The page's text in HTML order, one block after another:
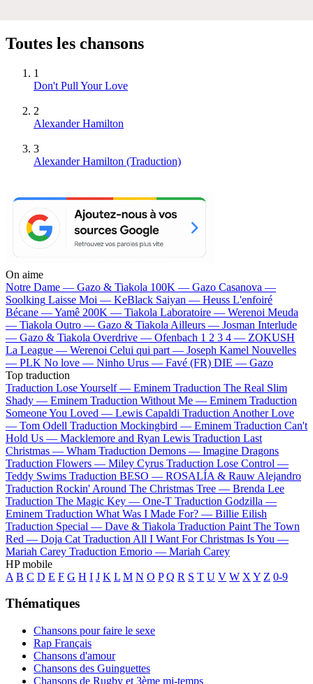
Toutes les chansons
1
Don't Pull Your Love
2
Alexander Hamilton
3
Alexander Hamilton (Traduction)
On aime
Notre Dame — Gazo & Tiakola 100K — Gazo Casanova —
Soolking Laisse Moi — KeBlack Saiyan — Heuss L'enfoiré
Bécane —Yamê 200K — Tiakola Laboratoire — Werenoi Meuda
— Tiakola Outro — Gazo & Tiakola Ailleurs — Josman Interlude
— Gazo & Tiakola Overdrive — Ofenbach 1 2 3 4 — ZOKUSH
La League — Werenoi Celui qui part — Joseph Kamel Nouvelles
— PLK No love — Ninho Urus — Favé (FR) DIE — Gazo
Top traduction
Traduction Lose Yourself — Eminem Traduction The Real Slim
Shady — Eminem Traduction Without Me — Eminem Traduction
Someone You Loved — Lewis Capaldi Traduction Another Love
— Tom Odell Traduction Mockingbird — Eminem Traduction Can't
Hold Us — Macklemore and Ryan Lewis Traduction Last
Christmas — Wham Traduction Demons — Imagine Dragons
Traduction Flowers — Miley Cyrus Traduction Lose Control —
Teddy Swims Traduction BESO — ROSALÍA & Rauw Alejandro
Traduction Rockin' Around The Christmas Tree — Brenda Lee
Traduction The Magic Key — One-T Traduction Godzilla —
Eminem Traduction What Was I Made For? — Billie Eilish
Traduction Special — Dave & Tiakola Traduction Paint The Town
Red — Doja Cat Traduction All I Want For Christmas Is You —
Mariah Carey Traduction Emorio — Mariah Carey
HP mobile
A B C D E F G H I J K L M N O P Q R S T U V W X Y Z 0-9
Thématiques
Chansons pour faire le sexe
Rap Français
Chansons d'amour
Chansons des Guinguettes
Chansons de Rugby et 3ème mi-temps